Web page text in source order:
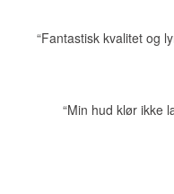
“Fantastisk kvalitet og
“Min hud klør ikke